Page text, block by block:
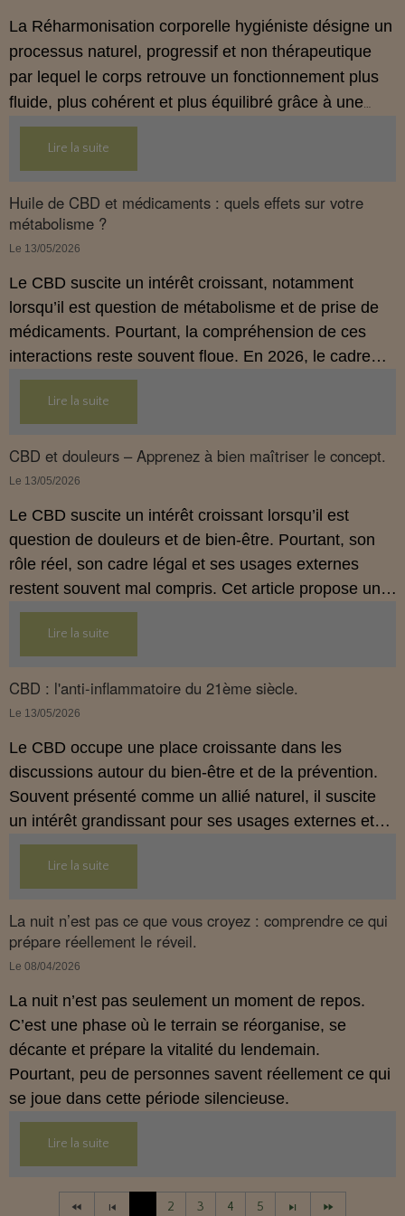
La Réharmonisation corporelle hygiéniste désigne un
processus naturel, progressif et non thérapeutique
par lequel le corps retrouve un fonctionnement plus
fluide, plus cohérent et plus équilibré grâce à une
hygiène de vie adaptée.
Lire la suite
Huile de CBD et médicaments : quels effets sur votre
métabolisme ?
Le 13/05/2026
Le CBD suscite un intérêt croissant, notamment
lorsqu’il est question de métabolisme et de prise de
médicaments. Pourtant, la compréhension de ces
interactions reste souvent floue. En 2026, le cadre
légal français impose des règles strictes : seuls les
usages externes du CBD sont autorisés. Cet article
propose une mise au point claire et accessible pour
comprendre comment le CBD s’inscrit dans une
démarche de prévention, sans ingestion et sans
Lire la suite
CBD et douleurs – Apprenez à bien maîtriser le concept.
Le 13/05/2026
Le CBD suscite un intérêt croissant lorsqu’il est
question de douleurs et de bien‑être. Pourtant, son
rôle réel, son cadre légal et ses usages externes
restent souvent mal compris. Cet article propose une
mise au point claire, moderne et conforme à la
réglementation française de 2026, afin de mieux
comprendre comment le CBD s’intègre dans une
approche globale de prévention.
Lire la suite
CBD : l'anti-inflammatoire du 21ème siècle.
Le 13/05/2026
Le CBD occupe une place croissante dans les
discussions autour du bien‑être et de la prévention.
Souvent présenté comme un allié naturel, il suscite
un intérêt grandissant pour ses usages externes et
son interaction avec le système endocannabinoïde.
Cet article propose une mise au point claire, moderne
et conforme à la réglementation française de 2026.
Lire la suite
La nuit n’est pas ce que vous croyez : comprendre ce qui
prépare réellement le réveil.
Le 08/04/2026
La nuit n’est pas seulement un moment de repos.
C’est une phase où le terrain se réorganise, se
décante et prépare la vitalité du lendemain.
Pourtant, peu de personnes savent réellement ce qui
se joue dans cette période silencieuse.
Lire la suite
2 3 4 5